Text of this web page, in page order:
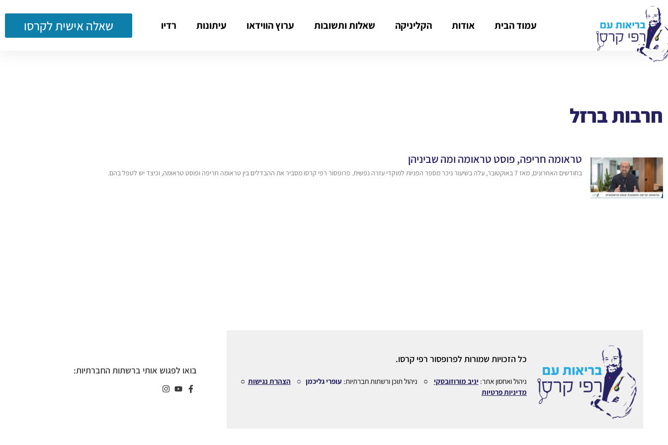
עמוד הבית אודות הקליניקה שאלות ותשובות ערוץ הווידאו עיתונות רדיו שאלה אישית לקרסו
חרבות ברזל
טראומה חריפה, פוסט טראומה ומה שביניהן
בחודשים האחרונים, מאז 7 באוקטובר, עלה בשיעור ניכר מספר הפניות למוקדי עזרה נפשית. פרופסור רפי קרסו מסביר את ההבדלים בין טראומה חריפה ופוסט טראומה, וכיצד יש לטפל בהם.
כל הזכויות שמורות לפרופסור רפי קרסו.
ניהול ואחסון אתר: יניב מורוזובסקי ○ ניהול תוכן ורשתות חברתיות: עופרי גליכמן ○ הצהרת נגישות ○
מדיניות פרטיות
בואו לפגוש אותי ברשתות החברתיות: